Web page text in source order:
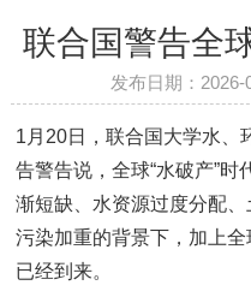
联合国警告全
发布日期：
1月20日，联合国大学水、
告警告说，全球“水破产”时
渐短缺、水资源过度分配
污染加重的背景下，加上全
已经到来。‌‌